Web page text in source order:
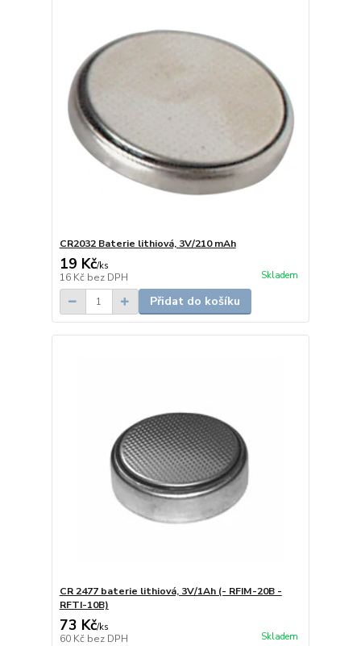
CR2032 Baterie lithiová, 3V/210 mAh
19 Kč/ks
16 Kč bez DPH Skladem
Přidat do košíku
CR 2477 baterie lithiová, 3V/1Ah (- RFIM-20B -
RFTI-10B)
73 Kč/ks
60 Kč bez DPH Skladem